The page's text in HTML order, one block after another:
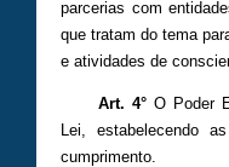
parcerias com
que tratam do tema
e atividades de
Art. 4°O Poder
Lei, estabelecendo
cumprimento.